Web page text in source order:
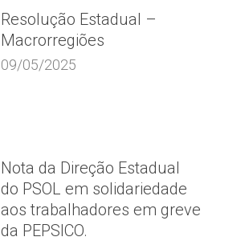
Resolução Estadual –
Macrorregiões
09/05/2025
Nota da Direção Estadual
do PSOL em solidariedade
aos trabalhadores em greve
da PEPSICO.